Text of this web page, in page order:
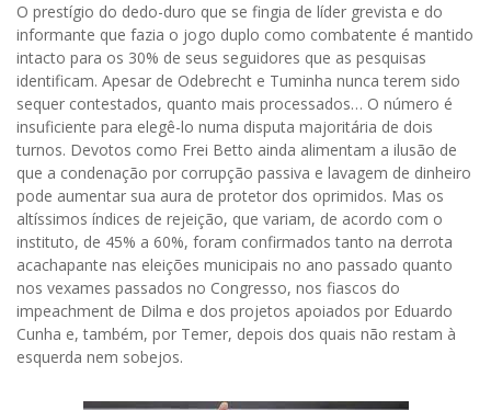
O prestígio do dedo-duro que se fingia de líder grevista e do
informante que fazia o jogo duplo como combatente é mantido
intacto para os 30% de seus seguidores que as pesquisas
identificam. Apesar de Odebrecht e Tuminha nunca terem sido
sequer contestados, quanto mais processados… O número é
insuficiente para elegê-lo numa disputa majoritária de dois
turnos. Devotos como Frei Betto ainda alimentam a ilusão de
que a condenação por corrupção passiva e lavagem de dinheiro
pode aumentar sua aura de protetor dos oprimidos. Mas os
altíssimos índices de rejeição, que variam, de acordo com o
instituto, de 45% a 60%, foram confirmados tanto na derrota
acachapante nas eleições municipais no ano passado quanto
nos vexames passados no Congresso, nos fiascos do
impeachment de Dilma e dos projetos apoiados por Eduardo
Cunha e, também, por Temer, depois dos quais não restam à
esquerda nem sobejos.